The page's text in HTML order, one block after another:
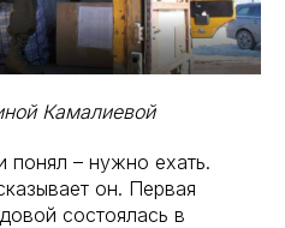
Камалиевой
понял – нужно ехать.
он. Первая
состоялась в